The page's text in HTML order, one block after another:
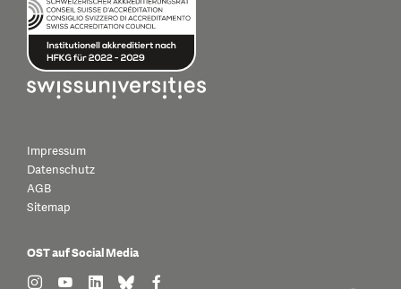
Impressum
Datenschutz
AGB
Sitemap
OST auf Social Media
find us on: instagram
find us on: youtube
find us on: linkedin
find us on: bluesky
find us on: facebook